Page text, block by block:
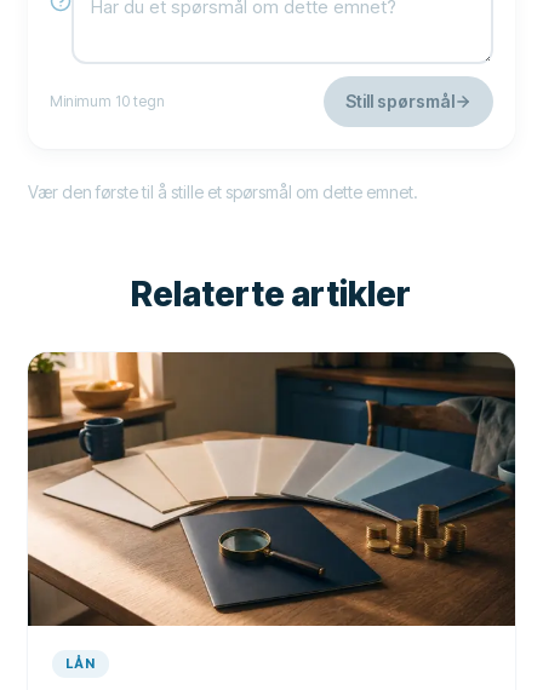
Minimum 10 tegn Still spørsmål
Vær den første til å stille et spørsmål om dette emnet.
Relaterte artikler
LÅN